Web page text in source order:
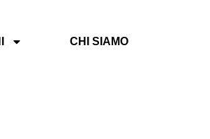
CHI SIAMO